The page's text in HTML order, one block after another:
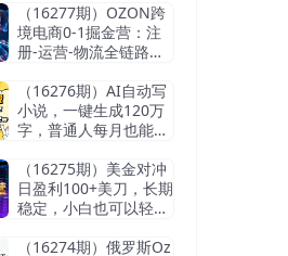
（16277期）OZON跨
境电商0-1掘金营：注
册-运营-物流全链路体
收8w
（16276期）AI自动写
小说，一键生成120万
字，普通人每月也能躺
（16275期）美金对冲
日盈利100+美刀，长期
稳定，小白也可以轻松
（16274期）俄罗斯Oz